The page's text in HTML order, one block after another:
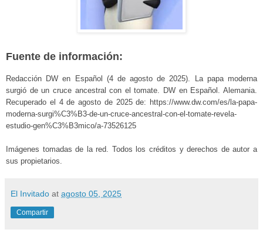
Fuente de información:
Redacción DW en Español (4 de agosto de 2025). La papa moderna
surgió de un cruce ancestral con el tomate. DW en Español. Alemania.
Recuperado el 4 de agosto de 2025 de: https://www.dw.com/es/la-papa-
moderna-surgi%C3%B3-de-un-cruce-ancestral-con-el-tomate-revela-
estudio-gen%C3%B3mico/a-73526125
Imágenes tomadas de la red. Todos los créditos y derechos de autor a
sus propietarios.
El Invitado at agosto 05, 2025
Compartir